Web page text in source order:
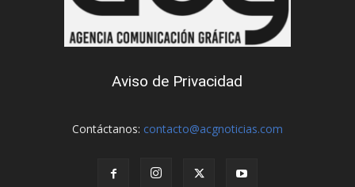
Aviso de Privacidad
Contáctanos: contacto@acgnoticias.com